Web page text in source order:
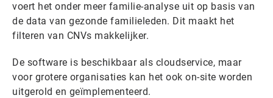
voert het onder meer familie-analyse uit op basis van
de data van gezonde familieleden. Dit maakt het
filteren van CNVs makkelijker.
De software is beschikbaar als cloudservice, maar
voor grotere organisaties kan het ook on-site worden
uitgerold en geïmplementeerd.